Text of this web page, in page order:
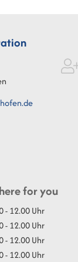
for you
- 12.00 Uhr
- 12.00 Uhr
- 12.00 Uhr
- 12.00 Uhr